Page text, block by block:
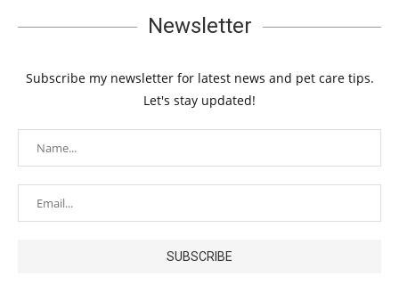
Newsletter
Subscribe my newsletter for latest news and pet care tips.
Let's stay updated!